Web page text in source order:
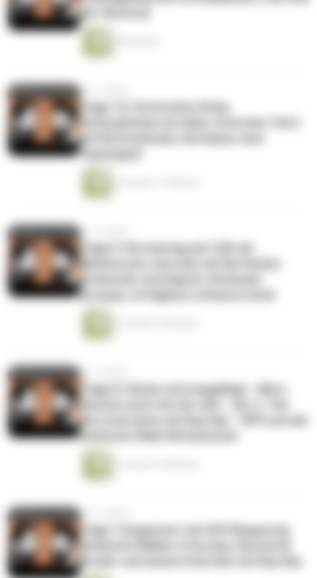
der Hitzetod
vor 3 Jahren
Schwulenhass im Islam, Interview Teil 2
mit RA Koslowski, Germanys next
Topmoppel
vor 3 Jahren
Bibelversen, Inerview mit RA Stefan
Koslowski, wichtigster Antisemit
Europas, erfolglose schwarze Ariel
vor 3 Jahren
Folge 8: Höcke wird angeklagt - Merz
möchte nicht mit der AfD - der 2. Teil
des Interviews mit Kay Ray - SPÖ und die
komische Wahl #Stolzmonat
vor 3 Jahren
Folge 7 begeistert mit AfD Wuppertal,
türkische Wähler in Europa, Henryk M.
Broder und einem Interview mit Kay Ray